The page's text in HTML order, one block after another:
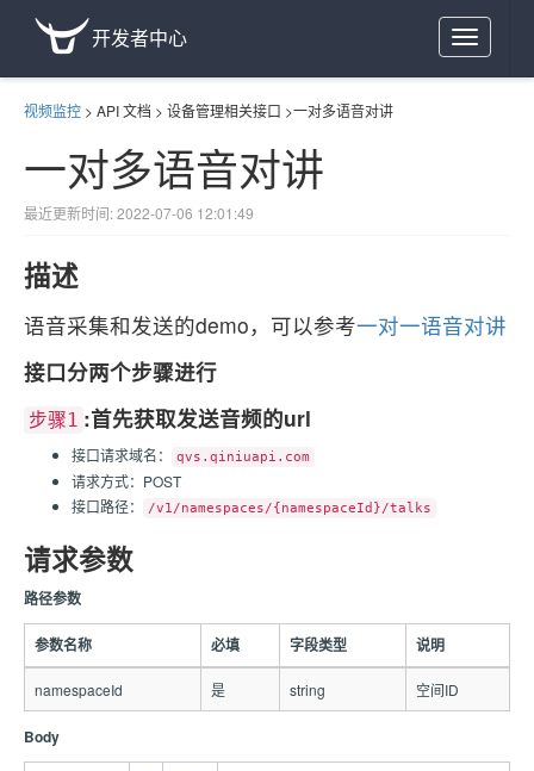
Toggle
navigation
开发者中心
视频监控 > API 文档 > 设备管理相关接口 >一对多语音对讲
一对多语音对讲
最近更新时间: 2022-07-06 12:01:49
描述
语音采集和发送的demo，可以参考一对一语音对讲
接口分两个步骤进行
步骤1 :首先获取发送音频的url
接口请求域名： qvs.qiniuapi.com
请求方式：POST
接口路径：
/v1/namespaces/{namespaceId}/talks
请求参数
路径参数
参数名称 必填 字段类型 说明
namespaceId 是 string 空间ID
Body